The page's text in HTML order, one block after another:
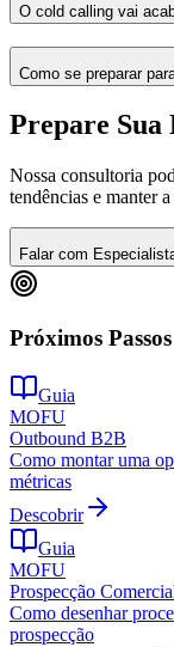
O cold calling vai
Como se preparar
Prepare
Nossa consultoria
tendências e manter
Falar com
Próximos Passos
Guia
MOFU
Outbound B2B
Como montar uma
métricas
Descobrir
Guia
MOFU
Prospecção
Como desenhar
prospecção